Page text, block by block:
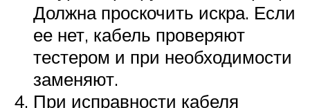
Должна проскочить искра. Если
ее нет, кабель проверяют
тестером и при необходимости
заменяют.
При исправности кабеля